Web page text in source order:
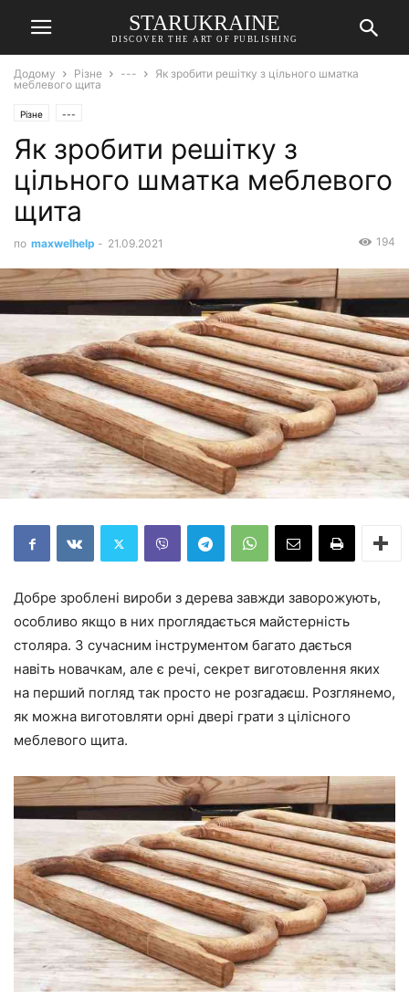
STARUKRAINE
DISCOVER THE ART OF PUBLISHING
Додому Різне ---
Як зробити решітку з цільного шматка
меблевого щита
Різне ---
Як зробити решітку з
цільного шматка меблевого
щита
по maxwelhelp - 21.09.2021 194
Добре зроблені вироби з дерева завжди заворожують,
особливо якщо в них проглядається майстерність
столяра. З сучасним інструментом багато дається
навіть новачкам, але є речі, секрет виготовлення яких
на перший погляд так просто не розгадаєш. Розглянемо,
як можна виготовляти орні двері грати з цілісного
меблевого щита.